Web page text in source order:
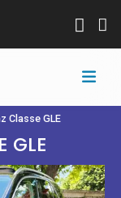
Classe GLE
GLE